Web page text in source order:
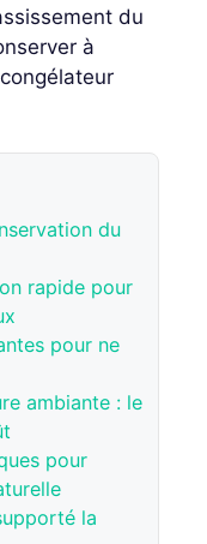
du
à
du
rapide pour
pour ne
ambiante : le
pour
la